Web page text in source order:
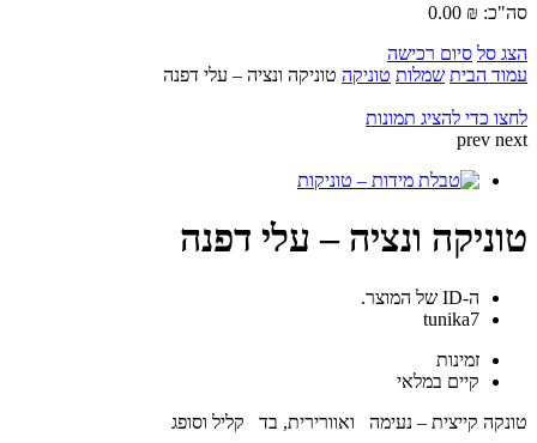
סה"כ:
0.00 ₪
הצג סל סיום רכישה
עמוד הבית שמלות טוניקה טוניקה ונציה – עלי דפנה
לחצו כדי להציג תמונות
prev next
טוניקה ונציה – עלי דפנה
ה-ID של המוצר.
tunika7
זמינות
קיים במלאי
טונקה קייצית – נעימה ואוורירית, בד קליל וסופג